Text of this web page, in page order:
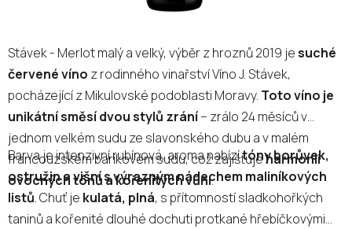
Stávek - Merlot malý a velký, výběr z hroznů 2019 jesuché
červené víno z rodinného vinařství Víno J. Stávek,
pocházející z Mikulovské podoblasti Moravy. Toto víno je
unikátní směsí dvou stylů zrání– zrálo 24 měsíců v
jednom velkém sudu ze slavonského dubu a v malém
francouzském barikovém sudu, což zajišťujeharmonii
ovocných tónů a kořenitých vůní.
Barva je intenzivní rubínová, aroma nabízítóny borůvek,
ostružin a višní s výrazným nádechem maliníkových
listů. Chuť je kulatá, plná, s přítomností sladkohořkých
taninů a kořenité dlouhé dochuti protkané hřebíčkovými